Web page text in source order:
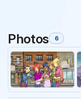
Photos 6